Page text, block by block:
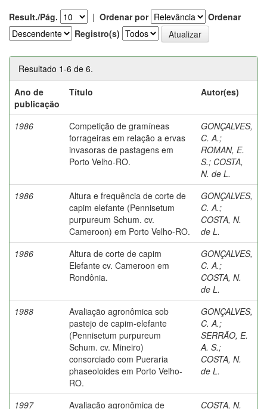
Result./Pág. | Ordenar por
Ordenar
Registro(s)
Resultado 1-6 de 6.
Ano de
publicação
Título Autor(es)
1986
Competição de gramíneas
forrageiras em relação a ervas
invasoras de pastagens em
Porto Velho-RO.
GONÇALVES,
C. A.;
ROMAN, E.
S.; COSTA,
N. de L.
1986
Altura e frequência de corte de
capim elefante (Pennisetum
purpureum Schum. cv.
Cameroon) em Porto Velho-RO.
GONÇALVES,
C. A.;
COSTA, N.
de L.
1986
Altura de corte de capim
Elefante cv. Cameroon em
Rondônia.
GONÇALVES,
C. A.;
COSTA, N.
de L.
1988
Avaliação agronômica sob
pastejo de capim-elefante
(Pennisetum purpureum
Schum. cv. Mineiro)
consorciado com Pueraria
phaseoloides em Porto Velho-
RO.
GONÇALVES,
C. A.;
SERRÃO, E.
A. S.;
COSTA, N.
de L.
1997 Avaliação agronômica de COSTA, N.